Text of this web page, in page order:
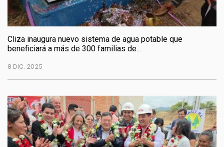
Cliza inaugura nuevo sistema de agua potable que
beneficiará a más de 300 familias de...
8 DIC. 2025